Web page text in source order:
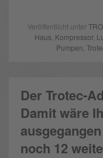
Veröffentlicht unter
Haus Kompressor,
Pumpen
Der Trotec-
Damit wäre
noch 12